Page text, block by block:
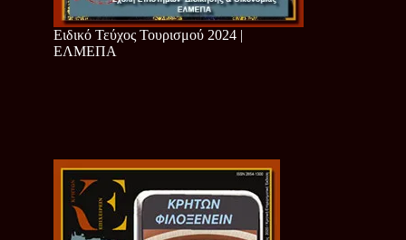
Ειδικό Τεύχος Τουρισμού 2024 |
ΕΛΜΕΠΑ